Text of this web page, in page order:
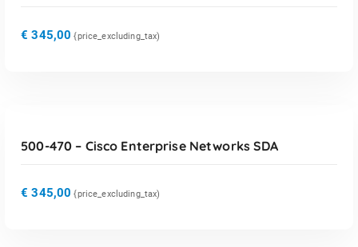
€ 345,00 {price_excluding_tax)
500-470 – Cisco Enterprise Networks SDA
€ 345,00 {price_excluding_tax)